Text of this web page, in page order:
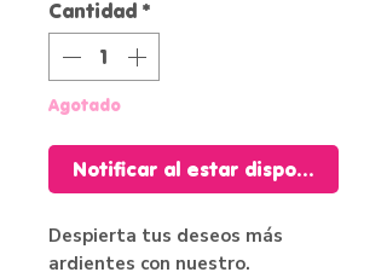
Cantidad *
Agotado
Notificar al estar disponible
Despierta tus deseos más
ardientes con nuestro.